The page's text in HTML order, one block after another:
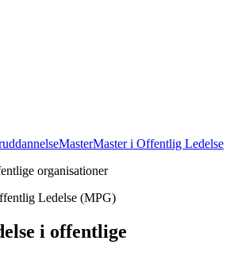
MasterMaster i Offentlig Ledelse
organisationer
Ledelse (MPG)
i offentlige